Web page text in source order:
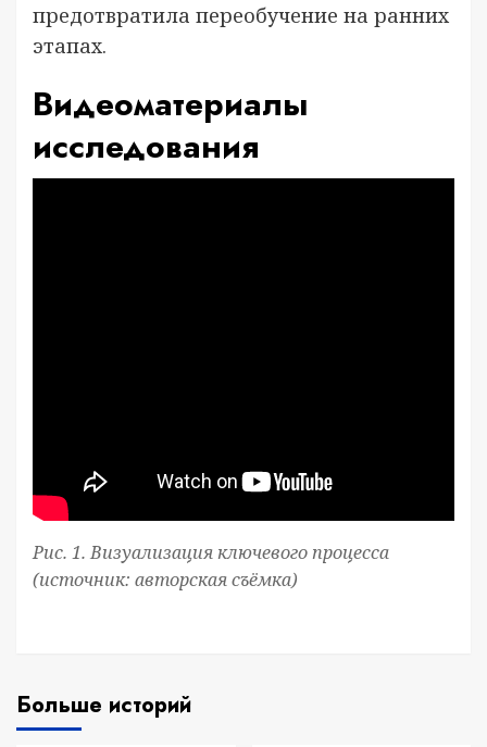
предотвратила переобучение на ранних
этапах.
Видеоматериалы
исследования
Рис. 1. Визуализация ключевого процесса
(источник: авторская съёмка)
Больше историй